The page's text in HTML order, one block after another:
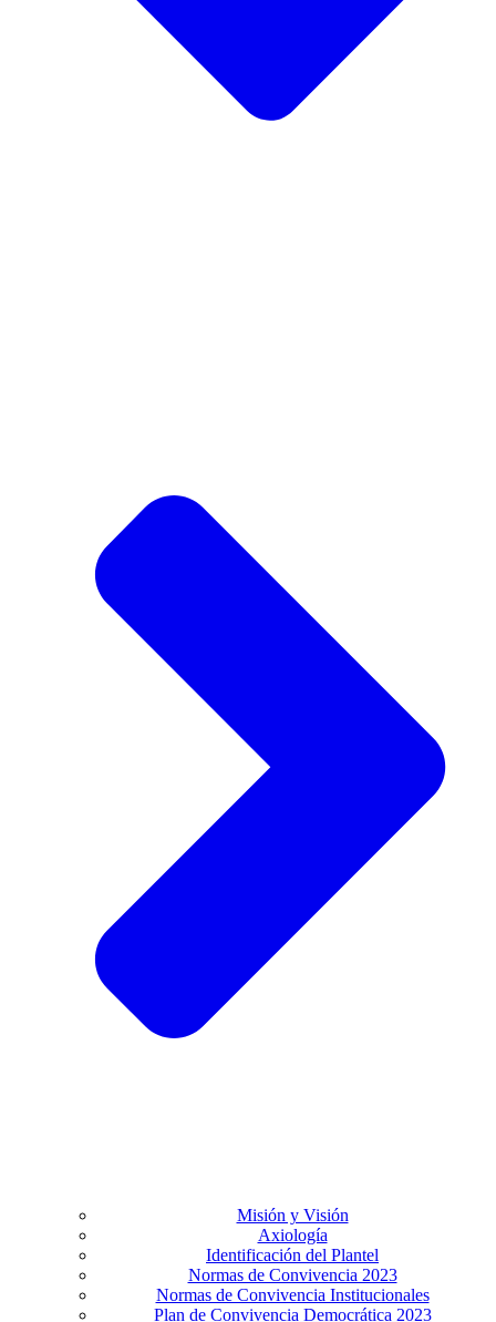
Misión y Visión
Axiología
Identificación del Plantel
Normas de Convivencia 2023
Normas de Convivencia Institucionales
Plan de Convivencia Democrática 2023